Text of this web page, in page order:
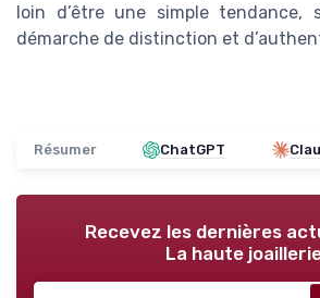
loin d’être une simple tendance,
démarche de distinction et
Résumer ChatGPT
Recevez les dernières
La haute